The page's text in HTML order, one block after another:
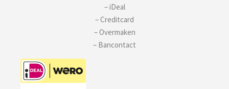
– iDeal
– Creditcard
– Overmaken
– Bancontact